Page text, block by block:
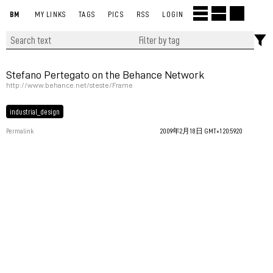
BM MY LINKS TAGS PICS RSS LOGIN
Stefano Pertegato on the Behance Network
http://www.behance.net/steste/Frame
industrial_design
Permalink 2009年2月18日 GMT+1 20:59:20